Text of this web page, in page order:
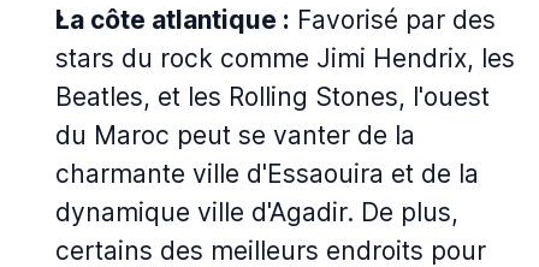
La côte atlantique : Favorisé par des
stars du rock comme Jimi Hendrix, les
Beatles, et les Rolling Stones, l'ouest
du Maroc peut se vanter de la
charmante ville d'Essaouira et de la
dynamique ville d'Agadir. De plus,
certains des meilleurs endroits pour